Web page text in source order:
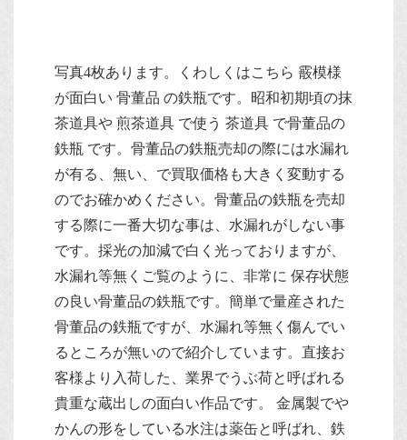
写真4枚あります。くわしくはこちら 霰模様
が面白い 骨董品 の鉄瓶です。昭和初期頃の抹
茶道具や 煎茶道具 で使う 茶道具 で骨董品の
鉄瓶 です。骨董品の鉄瓶売却の際には水漏れ
が有る、無い、で買取価格も大きく変動する
のでお確かめください。骨董品の鉄瓶を売却
する際に一番大切な事は、水漏れがしない事
です。採光の加減で白く光っておりますが、
水漏れ等無くご覧のように、非常に 保存状態
の良い骨董品の鉄瓶です。簡単で量産された
骨董品の鉄瓶ですが、水漏れ等無く傷んでい
るところが無いので紹介しています。直接お
客様より入荷した、業界でうぶ荷と呼ばれる
貴重な蔵出しの面白い作品です。 金属製でや
かんの形をしている水注は薬缶と呼ばれ、鉄